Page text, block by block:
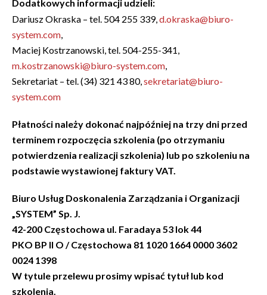
Dodatkowych informacji udzieli:
Dariusz Okraska – tel. 504 255 339,d.okraska@biuro-
system.com,
Maciej Kostrzanowski, tel. 504-255-341,
m.kostrzanowski@biuro-system.com,
Sekretariat – tel. (34) 321 43 80,sekretariat@biuro-
system.com
Płatności należy dokonać najpóźniej na trzy dni przed
terminem rozpoczęcia szkolenia (po otrzymaniu
potwierdzenia realizacji szkolenia) lub po szkoleniu na
podstawie wystawionej faktury VAT.
Biuro Usług Doskonalenia Zarządzania i Organizacji
„SYSTEM” Sp. J.
42-200 Częstochowa ul. Faradaya 53 lok 44
PKO BP II O / Częstochowa 81 1020 1664 0000 3602
0024 1398
W tytule przelewu prosimy wpisać tytuł lub kod
szkolenia.